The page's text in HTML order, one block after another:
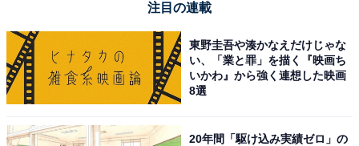
注目の連載
東野圭吾や湊かなえだけじゃな
い、「業と罪」を描く『映画ち
いかわ』から強く連想した映画
8選
20年間「駆け込み実績ゼロ」の